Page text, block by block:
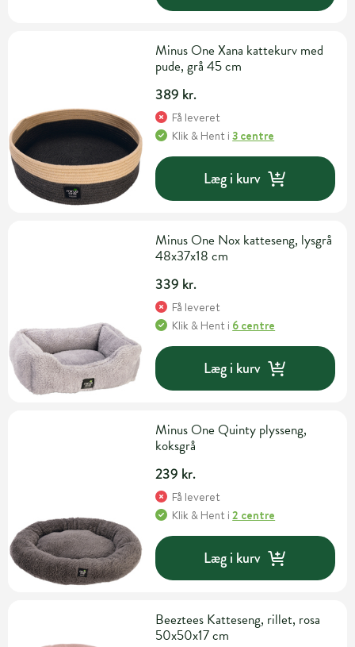
Minus One Xana kattekurv med
pude, grå 45 cm
389 kr.
Få leveret
Klik & Hent i3 centre
Læg i kurv
Minus One Nox katteseng, lysgrå
48x37x18 cm
339 kr.
Få leveret
Klik & Hent i 6 centre
Læg i kurv
Minus One Quinty plysseng,
koksgrå
239 kr.
Få leveret
Klik & Hent i2 centre
Læg i kurv
Beeztees Katteseng, rillet, rosa
50x50x17 cm